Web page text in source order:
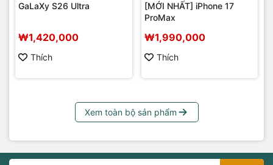
GaLaXy S26 Ultra
₩1,420,000
Thích
[MỚI NHẤT] iPhone 17
ProMax
₩1,990,000
Thích
Xem toàn bộ sản phẩm